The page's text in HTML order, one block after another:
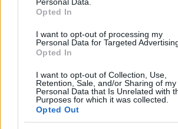
Opted In
I want to opt-out of processing my
Personal Data for Targeted
Opted In
I want to opt-out of Collection, Use,
Retention, Sale, and/or Sharing of my
Personal Data that Is Unrelated with
Purposes for which it was collected.
Opted Out
KÉZMŰVES MESTERSÉGEK
MAROSVÁSÁRHELYI